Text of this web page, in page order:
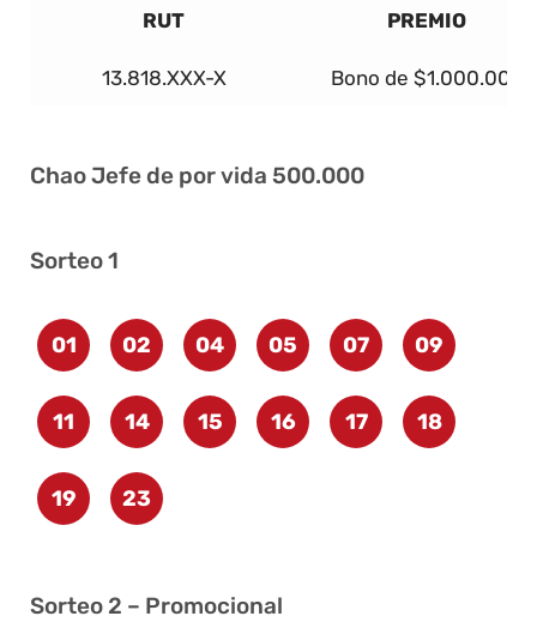
RUT PREMIO
13.818.XXX-X Bono de $1.000.000
Chao Jefe de por vida 500.000
Sorteo 1
01 02 04 05 07 09
11 14 15 16 17 18
19 23
Sorteo 2 – Promocional